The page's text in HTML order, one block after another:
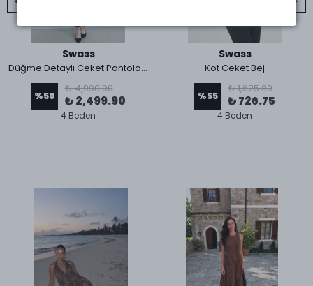
Swass
Düğme Detaylı Ceket Pantolon Takım Siyah
%50
₺ 4,990.00
₺ 2,499.90
4 Beden
Swass
Kot Ceket Bej
%55
₺ 1,625.00
₺ 726.75
4 Beden